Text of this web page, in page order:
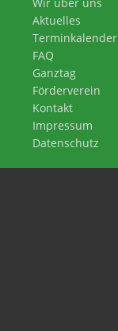
Aktuelles
Terminkalender
FAQ
Ganztag
Förderverein
Kontakt
Impressum
Datenschutz